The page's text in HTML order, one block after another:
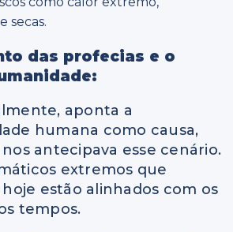
secas.
das profecias e o
aponta a
humana como causa,
antecipava esse cenário.
extremos que
estão alinhados com os
tempos.